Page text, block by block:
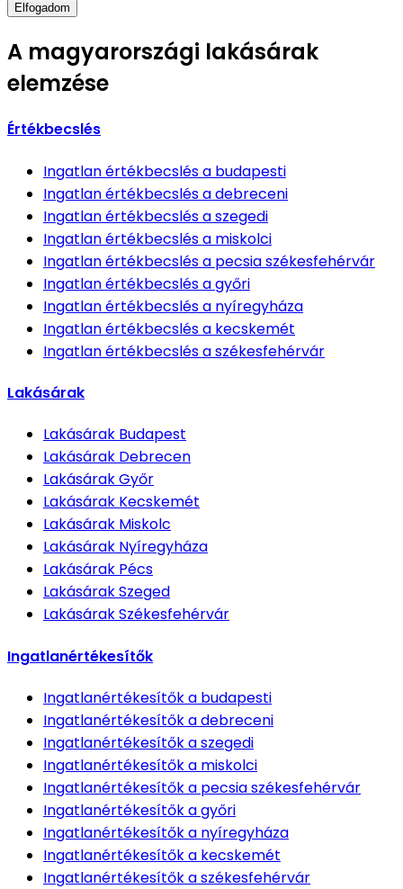
Elfogadom
A magyarországi lakásárak
elemzése
Értékbecslés
Ingatlan értékbecslésa budapesti
Ingatlan értékbecslésa debreceni
Ingatlan értékbecslésa szegedi
Ingatlan értékbecslésa miskolci
Ingatlan értékbecslésa pecsia székesfehérvár
Ingatlan értékbecslésa győri
Ingatlan értékbecslésa nyíregyháza
Ingatlan értékbecslésa kecskemét
Ingatlan értékbecslésa székesfehérvár
Lakásárak
Lakásárak Budapest
Lakásárak Debrecen
LakásárakGyőr
Lakásárak Kecskemét
Lakásárak Miskolc
Lakásárak Nyíregyháza
Lakásárak Pécs
LakásárakSzeged
LakásárakSzékesfehérvár
Ingatlanértékesítők
Ingatlanértékesítőka budapesti
Ingatlanértékesítőka debreceni
Ingatlanértékesítőka szegedi
Ingatlanértékesítőka miskolci
Ingatlanértékesítőka pecsia székesfehérvár
Ingatlanértékesítőka győri
Ingatlanértékesítőka nyíregyháza
Ingatlanértékesítőka kecskemét
Ingatlanértékesítőka székesfehérvár